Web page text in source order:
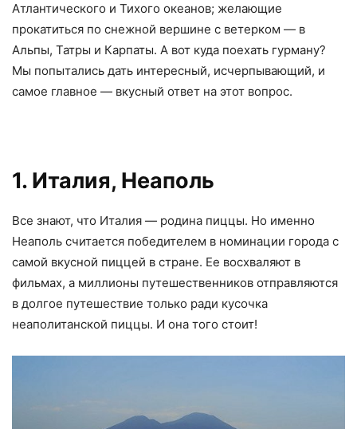
Атлантического и Тихого океанов; желающие
прокатиться по снежной вершине с ветерком — в
Альпы, Татры и Карпаты. А вот куда поехать гурману?
Мы попытались дать интересный, исчерпывающий, и
самое главное — вкусный ответ на этот вопрос.
1. Италия, Неаполь
Все знают, что Италия — родина пиццы. Но именно
Неаполь считается победителем в номинации города с
самой вкусной пиццей в стране. Ее восхваляют в
фильмах, а миллионы путешественников отправляются
в долгое путешествие только ради кусочка
неаполитанской пиццы. И она того стоит!